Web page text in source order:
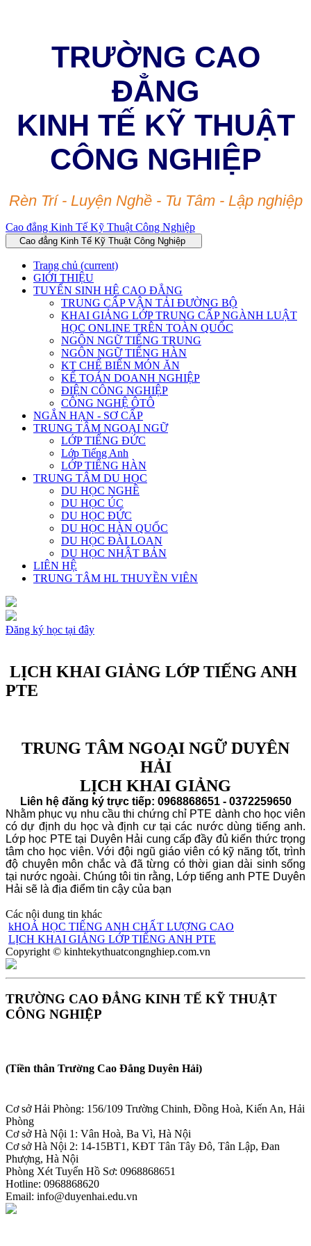
TRƯỜNG CAO
ĐẲNG
KINH TẾ KỸ THUẬT
CÔNG NGHIỆP
Rèn Trí - Luyện Nghề - Tu Tâm - Lập nghiệp
Cao đẳng Kinh Tế Kỹ Thuật Công Nghiệp
Cao đẳng Kinh Tế Kỹ Thuật Công Nghiệp
Trang chủ (current)
GIỚI THIỆU
TUYỂN SINH HỆ CAO ĐẲNG
TRUNG CẤP VẬN TẢI ĐƯỜNG BỘ
KHAI GIẢNG LỚP TRUNG CẤP NGÀNH LUẬT
HỌC ONLINE TRÊN TOÀN QUỐC
NGÔN NGỮ TIẾNG TRUNG
NGÔN NGỮ TIẾNG HÀN
KT CHẾ BIẾN MÓN ĂN
KẾ TOÁN DOANH NGHIỆP
ĐIỆN CÔNG NGHIỆP
CÔNG NGHỆ ÔTÔ
NGẮN HẠN - SƠ CẤP
TRUNG TÂM NGOẠI NGỮ
LỚP TIẾNG ĐỨC
Lớp Tiếng Anh
LỚP TIẾNG HÀN
TRUNG TÂM DU HỌC
DU HỌC NGHỀ
DU HỌC ÚC
DU HỌC ĐỨC
DU HỌC HÀN QUỐC
DU HỌC ĐÀI LOAN
DU HỌC NHẬT BẢN
LIÊN HỆ
TRUNG TÂM HL THUYỀN VIÊN
Đăng ký học tại đây
LỊCH KHAI GIẢNG LỚP TIẾNG ANH
PTE
TRUNG TÂM NGOẠI NGỮ DUYÊN
HẢI
LỊCH KHAI GIẢNG
Liên hệ đăng ký trực tiếp: 0968868651 - 0372259650
Nhằm phục vụ nhu cầu thi chứng chỉ PTE dành cho học viên
có dự định du học và định cư tại các nước dùng tiếng anh.
Lớp học PTE tại Duyên Hải cung cấp đầy đủ kiến thức trọng
tâm cho học viên. Với đội ngũ giáo viên có kỹ năng tốt, trình
độ chuyên môn chắc và đã từng có thời gian dài sinh sống
tại nước ngoài. Chúng tôi tin rằng, Lớp tiếng anh PTE Duyên
Hải sẽ là địa điểm tin cậy của bạn
Các nội dung tin khác
kHOÁ HỌC TIẾNG ANH CHẤT LƯỢNG CAO
LỊCH KHAI GIẢNG LỚP TIẾNG ANH PTE
Copyright © kinhtekythuatcongnghiep.com.vn
TRƯỜNG CAO ĐẲNG KINH TẾ KỸ THUẬT
CÔNG NGHIỆP
(Tiền thân Trường Cao Đẳng Duyên Hải)
Cơ sở Hải Phòng: 156/109 Trường Chinh, Đồng Hoà, Kiến An, Hải
Phòng
Cơ sở Hà Nội 1: Vân Hoà, Ba Vì, Hà Nội
Cơ sở Hà Nội 2: 14-15BT1, KĐT Tân Tây Đô, Tân Lập, Đan
Phượng, Hà Nội
Phòng Xét Tuyển Hồ Sơ: 0968868651
Hotline: 0968868620
Email: info@duyenhai.edu.vn